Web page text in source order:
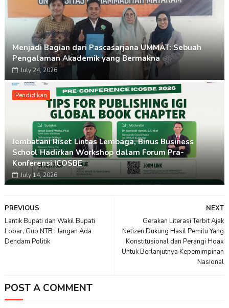
Menjadi Bagian dari Pascasarjana UMMAT: Sebuah
Pengalaman Akademik yang Bermakna
July 24, 2026
Pendidikan
Jembatani Riset Lintas Lembaga, Binus Business
School Hadirkan Workshop dalam Forum Pra-
Konferensi ICOSBE
July 14, 2026
NEXT
Gerakan Literasi Terbit Ajak
Netizen Dukung Hasil Pemilu Yang
Konstitusional dan Perangi Hoax
Untuk Berlanjutnya Kepemimpinan
Nasional
PREVIOUS
Lantik Bupati dan Wakil Bupati
Lobar, Gub NTB : Jangan Ada
Dendam Politik
POST A COMMENT